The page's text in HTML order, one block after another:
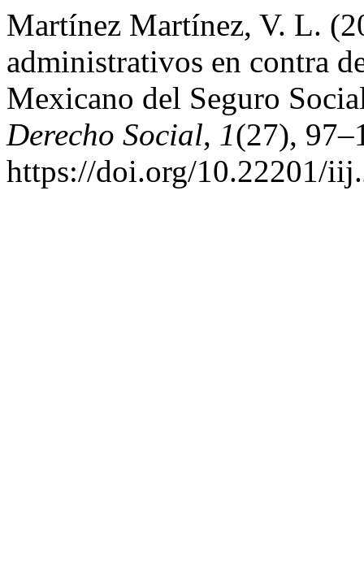
Martínez Martínez, V. L.
administrativos en contra
Mexicano del Seguro
Derecho Social, 1(27),
https://doi.org/10.22201/